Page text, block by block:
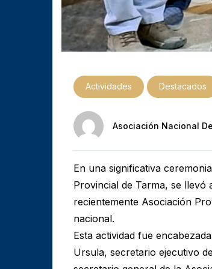
Actividades Destacados
Asociación Nacional
En una significativa
Provincial de Tarma, se llevó
recientemente Asociación
nacional.
Esta actividad fue
Ursula, secretario ejecutivo